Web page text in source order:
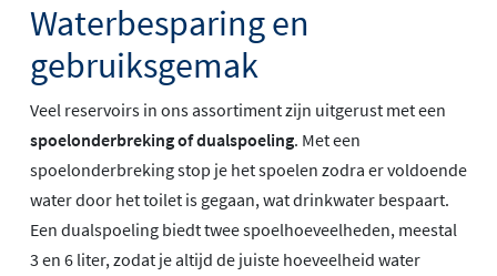
Waterbesparing en
gebruiksgemak
Veel reservoirs in ons assortiment zijn uitgerust met een
spoelonderbreking of dualspoeling. Met een
spoelonderbreking stop je het spoelen zodra er voldoende
water door het toilet is gegaan, wat drinkwater bespaart.
Een dualspoeling biedt twee spoelhoeveelheden, meestal
3 en 6 liter, zodat je altijd de juiste hoeveelheid water